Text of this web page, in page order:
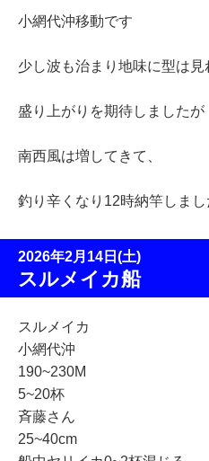
小網代沖移動です
少し波も治まり地味に型は見
盛り上がりを期待しましたが
南西風は増してきて、
釣り辛くなり12時納竿しまし
2026年2月14日(土)
スルメイカ船
スルメイカ
小網代沖
190~230M
5~20杯
斉藤さん
25~40cm